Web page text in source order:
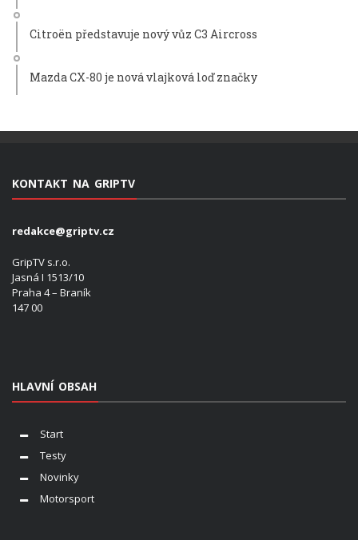
Citroën představuje nový vůz C3 Aircross
Mazda CX-80 je nová vlajková loď značky
KONTAKT NA GRIPTV
redakce@griptv.cz
GripTV s.r.o.
Jasná I 1513/10
Praha 4 – Braník
147 00
HLAVNÍ OBSAH
Start
Testy
Novinky
Motorsport